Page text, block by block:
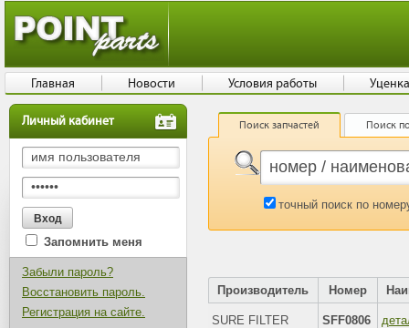
Личный кабинет
Запомнить меня
Забыли пароль?
Восстановить пароль.
Регистрация на сайте.
Поиск запчастей Поиск
точный поиск по
Производитель Номер
SURE FILTER SFF0806
Главная Новости Условия работы